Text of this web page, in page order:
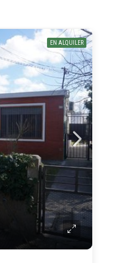
EN ALQUILER